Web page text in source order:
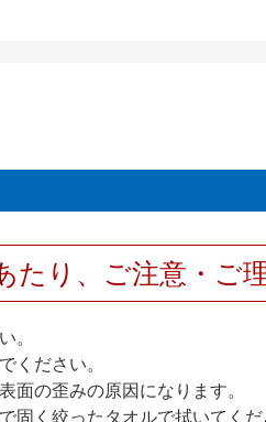
たり、ご注意・ご
。
ください。
の歪みの原因になります。
く絞ったタオルで拭いてくだ